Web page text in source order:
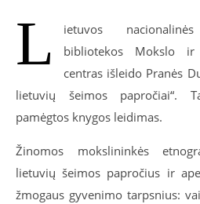
L
ietuvos
bibliotekos Mokslo ir
centras išleido Pranės
lietuvių šeimos papročiai“.
pamėgtos knygos leidimas.
Žinomos mokslininkės
lietuvių šeimos papročius ir
žmogaus gyvenimo tarpsnius: